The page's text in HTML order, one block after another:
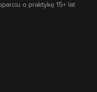
o praktykę 15+ lat